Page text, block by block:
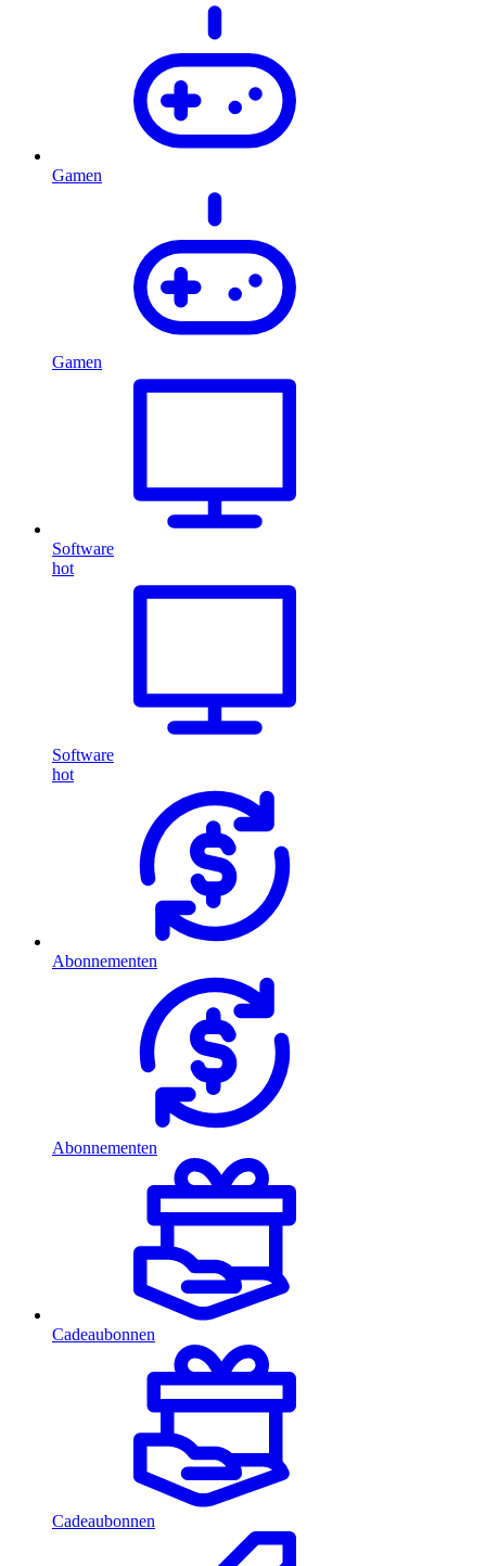
Gamen
Gamen
Software
hot
Software
hot
Abonnementen
Abonnementen
Cadeaubonnen
Cadeaubonnen